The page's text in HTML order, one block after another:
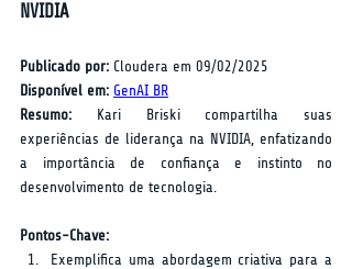
NVIDIA
Publicado por: Cloudera em 09/02/2025
Disponível em: GenAI BR
Resumo: Kari Briski compartilha suas
experiências de liderança na NVIDIA, enfatizando
a importância de confiança e instinto no
desenvolvimento de tecnologia.
Pontos-Chave:
Exemplifica uma abordagem criativa para a